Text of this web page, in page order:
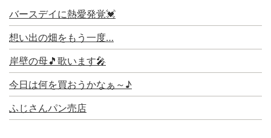
バースデイに熱愛発覚💓
想い出の畑をもう一度…
岸壁の母🎵歌います🎤
今日は何を買おうかなぁ～♪
ふじさんパン売店